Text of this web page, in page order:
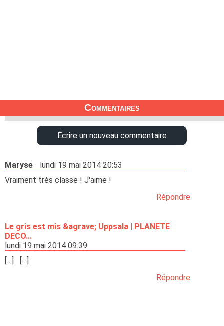
Commentaires
Écrire un nouveau commentaire
Maryse
lundi 19 mai 2014 20:53
Vraiment très classe ! J'aime !
Répondre
Le gris est mis &agrave; Uppsala | PLANETE
DECO...
lundi 19 mai 2014 09:39
[…] […]
Répondre